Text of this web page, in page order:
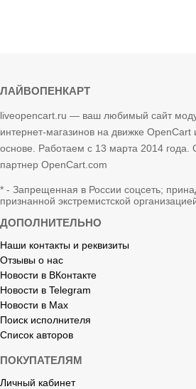
ЛАЙВОПЕНКАРТ
liveopencart.ru — ваш любимый сайт
интернет-магазинов на движке
основе. Работаем с 13 марта 2014
партнер OpenCart.com
* - Запрещенная в России соцсеть;
признанной экстремистской
ДОПОЛНИТЕЛЬНО
Наши контакты и реквизиты
Отзывы о нас
Новости в ВКонтакте
Новости в Telegram
Новости в Max
Поиск исполнителя
Список авторов
ПОКУПАТЕЛЯМ
Личный кабинет